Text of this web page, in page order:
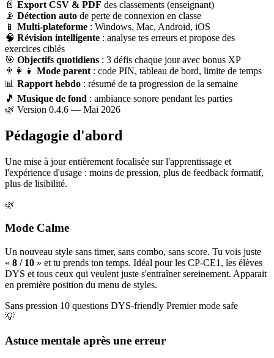
📄 Export CSV & PDF des classements (enseignant)
📡 Détection auto de perte de connexion en classe
📱 Multi-plateforme : Windows, Mac, Android, iOS
🧠 Révision intelligente : analyse tes erreurs et propose des
exercices ciblés
🎯 Objectifs quotidiens : 3 défis chaque jour avec bonus XP
👨‍👩‍👧 Mode parent : code PIN, tableau de bord, limite de temps
📊 Rapport hebdo : résumé de ta progression de la semaine
🎵 Musique de fond : ambiance sonore pendant les parties
🌿 Version 0.4.6 — Mai 2026
Pédagogie d'abord
Une mise à jour entièrement focalisée sur l'apprentissage et
l'expérience d'usage : moins de pression, plus de feedback formatif,
plus de lisibilité.
🌿
Mode Calme
Un nouveau style sans timer, sans combo, sans score. Tu vois juste
« 8 / 10 » et tu prends ton temps. Idéal pour les CP-CE1, les élèves
DYS et tous ceux qui veulent juste s'entraîner sereinement. Apparait
en première position du menu de styles.
Sans pression 10 questions DYS-friendly Premier mode safe
💡
Astuce mentale après une erreur